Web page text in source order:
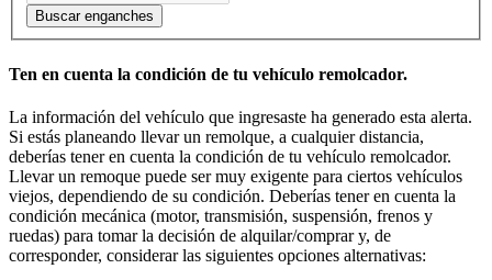
Buscar enganches
Ten en cuenta la condición de tu vehículo remolcador.
La información del vehículo que ingresaste ha generado esta alerta.
Si estás planeando llevar un remolque, a cualquier distancia,
deberías tener en cuenta la condición de tu vehículo remolcador.
Llevar un remoque puede ser muy exigente para ciertos vehículos
viejos, dependiendo de su condición. Deberías tener en cuenta la
condición mecánica (motor, transmisión, suspensión, frenos y
ruedas) para tomar la decisión de alquilar/comprar y, de
corresponder, considerar las siguientes opciones alternativas: